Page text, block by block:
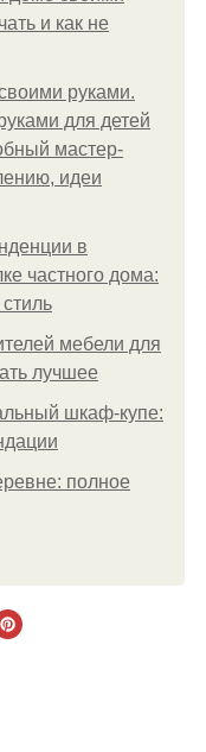
и как не
руками.
для детей
мастер-
идеи
в
частного дома:
мебели для
лучшее
шкаф-купе:
полное